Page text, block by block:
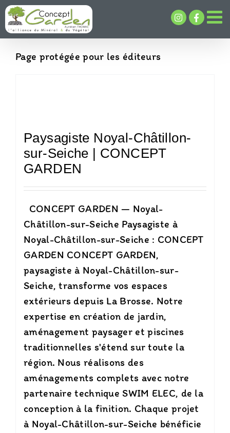
Passer
au
contenu
Page protégée pour les éditeurs
Paysagiste Noyal-Châtillon-
sur-Seiche | CONCEPT
GARDEN
CONCEPT GARDEN — Noyal-
Châtillon-sur-Seiche Paysagiste à
Noyal-Châtillon-sur-Seiche : CONCEPT
GARDEN CONCEPT GARDEN,
paysagiste à Noyal-Châtillon-sur-
Seiche, transforme vos espaces
extérieurs depuis La Brosse. Notre
expertise en création de jardin,
aménagement paysager et piscines
traditionnelles s'étend sur toute la
région. Nous réalisons des
aménagements complets avec notre
partenaire technique SWIM ELEC, de la
conception à la finition. Chaque projet
à Noyal-Châtillon-sur-Seiche bénéficie